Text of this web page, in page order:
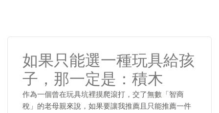
如果只能選一種玩具給孩
子，那一定是：積木
作為一個曾在玩具坑裡摸爬滾打，交了無數「智商
稅」的老母親來說，如果要讓我推薦且只能推薦一件